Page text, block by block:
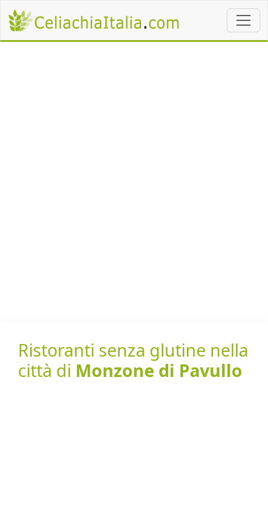
Ristoranti senza glutine nella
città di Monzone di Pavullo